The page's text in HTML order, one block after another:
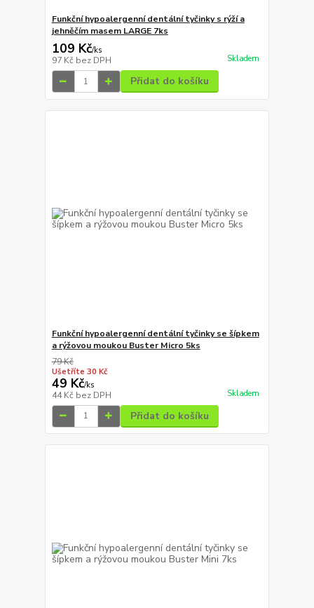
Funkční hypoalergenní dentální tyčinky s rýží a
jehněčím masem LARGE 7ks
109 Kč/ks
97 Kč bez DPH Skladem
Přidat do košíku
Funkční hypoalergenní dentální tyčinky se šípkem
a rýžovou moukou Buster Micro 5ks
79 Kč
Ušetříte 30 Kč
49 Kč/ks
44 Kč bez DPH Skladem
Přidat do košíku